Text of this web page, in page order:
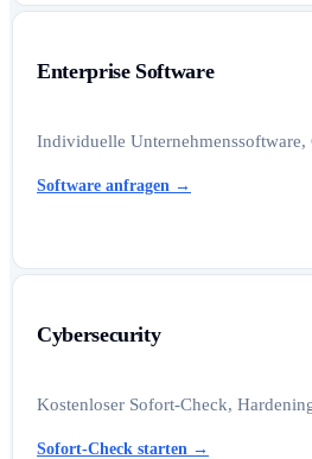
Enterprise Software
Individuelle Unternehmenssoftware,
Software anfragen →
Cybersecurity
Kostenloser Sofort-Check,
Sofort-Check starten →